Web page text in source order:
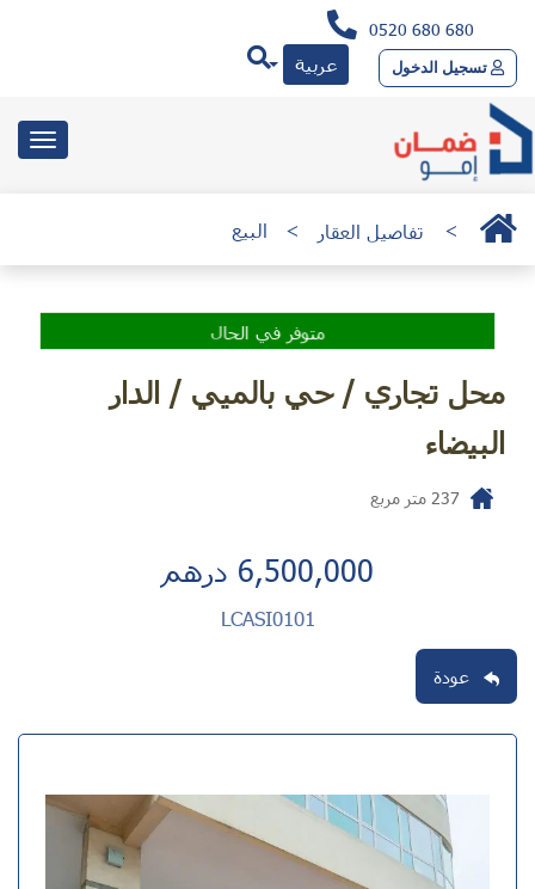
0520 680 680
تسجيل الدخول
عربية
> تفاصيل العقار > البيع
متوفر في الحال
محل تجاري / حي بالميي / الدار
البيضاء
متر مربع
6,500,000 درهم
LCASI0101
عودة